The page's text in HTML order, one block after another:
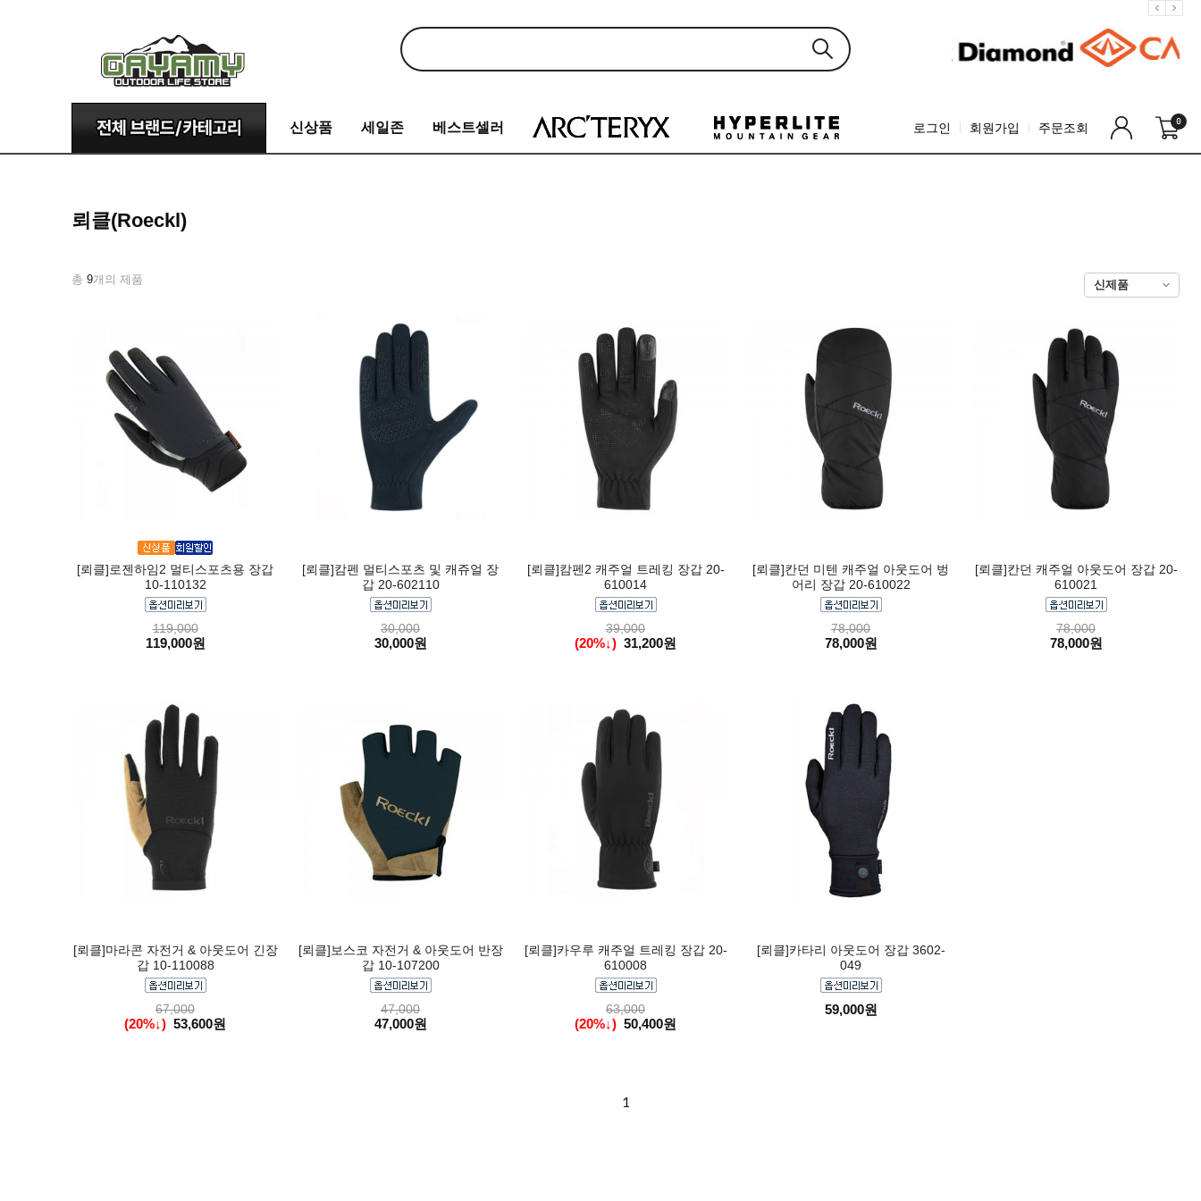
신상품 세일존 베스트셀러 로그인 회원가입 주문조회 0
뢰클(Roeckl)
총 9개의 제품
[뢰클]로젠하임2 멀티스포츠용 장갑
10-110132
119,000
119,000원
[뢰클]캄펜 멀티스포츠 및 캐쥬얼 장
갑 20-602110
30,000
30,000원
[뢰클]캄펜2 캐주얼 트레킹 장갑 20-
610014
39,000
(20%↓) 31,200원
[뢰클]칸던 미텐 캐주얼 아웃도어 벙
어리 장갑 20-610022
78,000
78,000원
[뢰클]칸던 캐주얼 아웃도어 장갑 20-
610021
78,000
78,000원
[뢰클]마라콘 자전거 & 아웃도어 긴장
갑 10-110088
67,000
(20%↓) 53,600원
[뢰클]보스코 자전거 & 아웃도어 반장
갑 10-107200
47,000
47,000원
[뢰클]카우루 캐주얼 트레킹 장갑 20-
610008
63,000
(20%↓) 50,400원
[뢰클]카타리 아웃도어 장갑 3602-
049
59,000원
1